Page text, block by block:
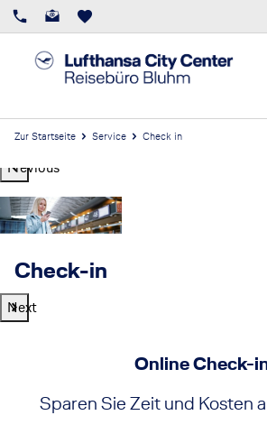
Zur Startseite Service Check in
Previous
Check-in
Next
Online Check-
Sparen Sie Zeit und Kosten